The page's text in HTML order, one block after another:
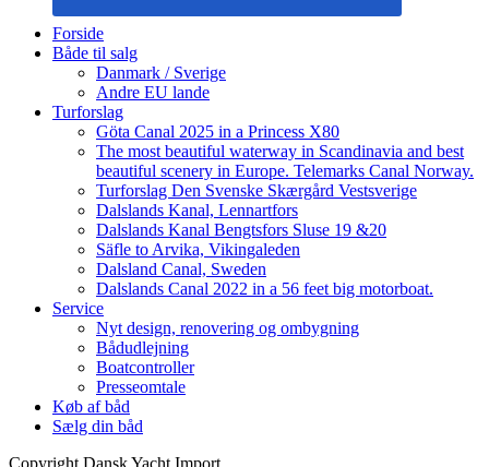
Forside
Både til salg
Danmark / Sverige
Andre EU lande
Turforslag
Göta Canal 2025 in a Princess X80
The most beautiful waterway in Scandinavia and best
beautiful scenery in Europe. Telemarks Canal Norway.
Turforslag Den Svenske Skærgård Vestsverige
Dalslands Kanal, Lennartfors
Dalslands Kanal Bengtsfors Sluse 19 &20
Säfle to Arvika, Vikingaleden
Dalsland Canal, Sweden
Dalslands Canal 2022 in a 56 feet big motorboat.
Service
Nyt design, renovering og ombygning
Bådudlejning
Boatcontroller
Presseomtale
Køb af båd
Sælg din båd
Copyright Dansk Yacht Import